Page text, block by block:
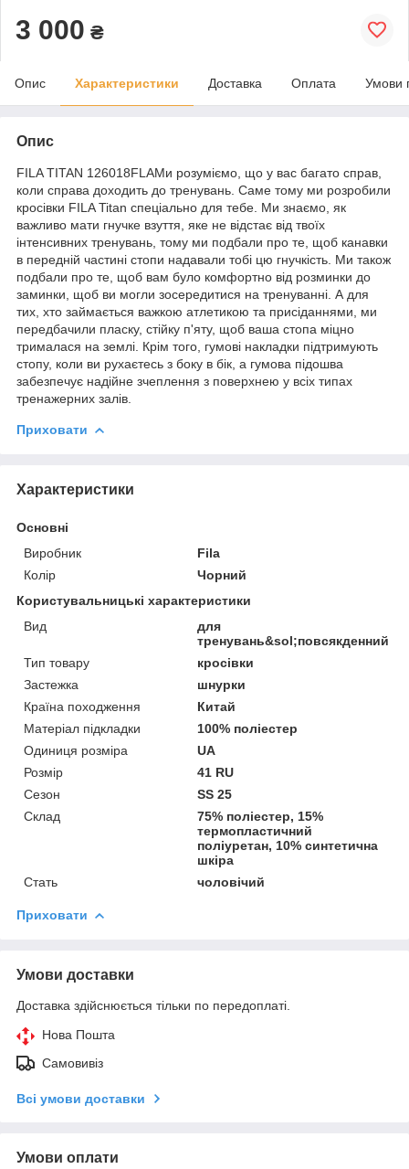
3 000 ₴
Опис Характеристики Доставка Оплата Умови
Опис
FILA TITAN 126018FLAМи розуміємо, що у вас багато справ,
коли справа доходить до тренувань. Саме тому ми розробили
кросівки FILA Titan спеціально для тебе. Ми знаємо, як
важливо мати гнучке взуття, яке не відстає від твоїх
інтенсивних тренувань, тому ми подбали про те, щоб канавки
в передній частині стопи надавали тобі цю гнучкість. Ми також
подбали про те, щоб вам було комфортно від розминки до
заминки, щоб ви могли зосередитися на тренуванні. А для
тих, хто займається важкою атлетикою та присіданнями, ми
передбачили пласку, стійку п'яту, щоб ваша стопа міцно
трималася на землі. Крім того, гумові накладки підтримують
стопу, коли ви рухаєтесь з боку в бік, а гумова підошва
забезпечує надійне зчеплення з поверхнею у всіх типах
тренажерних залів.
Приховати
Характеристики
Основні
Виробник
Fila
Колір
Чорний
Користувальницькі характеристики
Вид
для
тренувань&sol;повсякденний
Тип товару
кросівки
Застежка
шнурки
Країна походження
Китай
Матеріал підкладки
100% поліестер
Одиниця розміра
UA
Розмір
41 RU
Сезон
SS 25
Склад
75% поліестер, 15%
термопластичний
поліуретан, 10% синтетична
шкіра
Стать
чоловічий
Приховати
Умови доставки
Доставка здійснюється тільки по передоплаті.
Нова Пошта
Самовивіз
Всі умови доставки
Умови оплати